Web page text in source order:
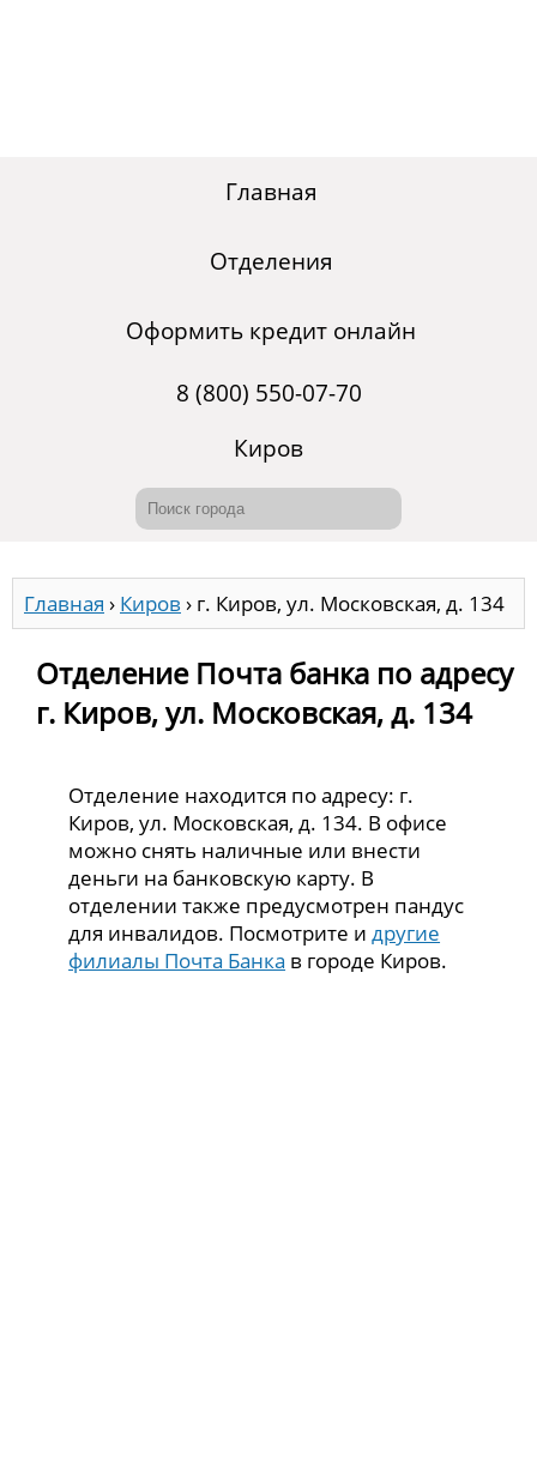
Главная
Отделения
Оформить кредит онлайн
8 (800) 550-07-70
Киров
Главная › Киров › г. Киров, ул. Московская, д. 134
Отделение Почта банка по адресу
г. Киров, ул. Московская, д. 134
Отделение находится по адресу: г.
Киров, ул. Московская, д. 134. В офисе
можно снять наличные или внести
деньги на банковскую карту. В
отделении также предусмотрен пандус
для инвалидов. Посмотрите идругие
филиалы Почта Банка в городе Киров.